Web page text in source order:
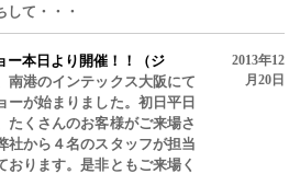
して・・・
ー本日より開催！！（ジ
南港のインテックス大阪にて
ーが始まりました。初日平日
たくさんのお客様がご来場さ
社から４名のスタッフが担当
おります。是非ともご来場く
2013年12
月20日